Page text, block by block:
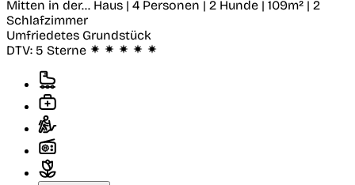
Mitten in der... Haus | 4 Personen | 2 Hunde | 109m² | 2
Schlafzimmer
Umfriedetes Grundstück
DTV: 5 Sterne